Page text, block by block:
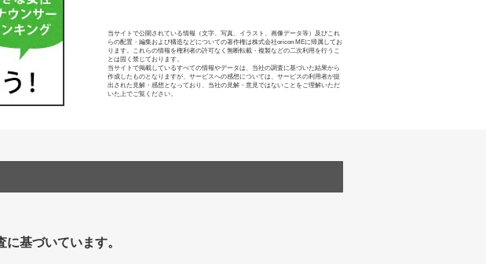
当サイトで公開されている情報（文字、写真、イラスト、画像データ等）及びこれ
らの配置・編集および構造などについての著作権は株式会社oricon MEに帰属してお
ります。これらの情報を権利者の許可なく無断転載・複製などの二次利用を行うこ
とは固く禁じております。
当サイトで掲載しているすべての情報やデータは、当社の調査に基づいた結果から
作成したものとなりますが、サービスへの感想については、サービスの利用者が提
出された見解・感想となっており、当社の見解・意見ではないことをご理解いただ
いた上でご覧ください。
基づいています。